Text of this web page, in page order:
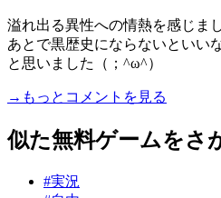
溢れ出る異性への情熱を感じま
あとで黒歴史にならないといい
と思いました（；^ω^）
→もっとコメントを見る
似た無料ゲームをさ
#実況